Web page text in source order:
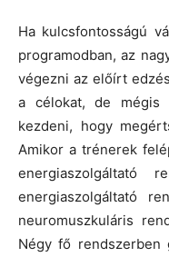
Ha kulcsfontosságú
programodban, az
végezni az előírt
a célokat, de mégis
kezdeni, hogy
Amikor a trénerek
energiaszolgáltató
energiaszolgáltató
neuromuszkuláris
Négy fő rendszerben